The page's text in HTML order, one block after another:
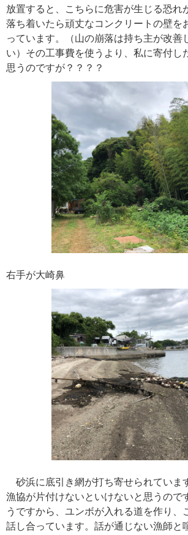
放置すると、こちらに危害が生じる恐れ
落ち着いたら頑丈なコンクリートの壁を
っています。（山の崩落は持ち主が改善
い）その工事費を使うより、私に寄付し
思うのですが？？？？
右手が大崎鼻
砂浜に底引き網が打ち寄せられていま
漁協が片付けないといけないと思うので
うですから、ユンボが入れる道を作り、
話し合っています。話が通じない漁師と